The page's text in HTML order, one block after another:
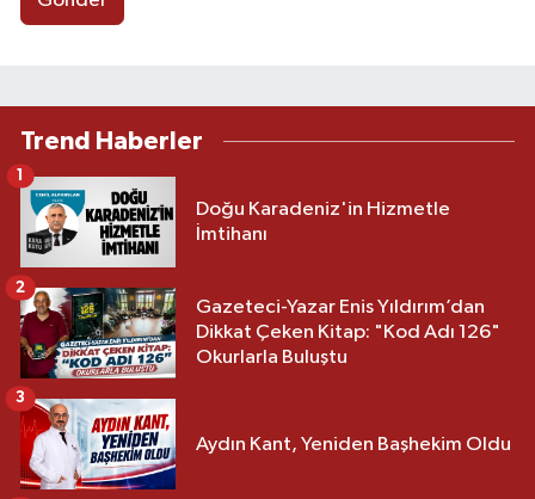
Trend Haberler
Doğu Karadeniz'in Hizmetle
İmtihanı
1
Gazeteci-Yazar Enis Yıldırım’dan
Dikkat Çeken Kitap: "Kod Adı 126"
Okurlarla Buluştu
2
Aydın Kant, Yeniden Başhekim Oldu
3